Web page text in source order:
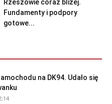
Rzeszowie coraz bliżej.
Fundamenty i podpory
gotowe...
na DK94. Udało się